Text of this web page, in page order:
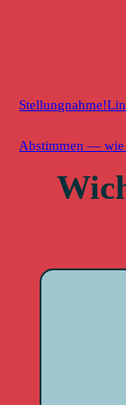
Stellungnahme!
Abstimmen — wie